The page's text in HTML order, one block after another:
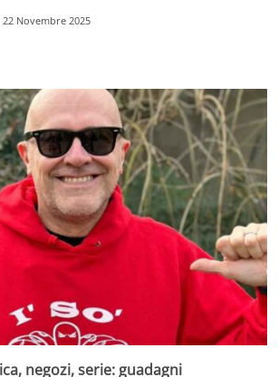
22 Novembre 2025
negozi, serie: guadagni